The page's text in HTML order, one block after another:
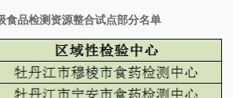
食品检测资源整合试点部分名单